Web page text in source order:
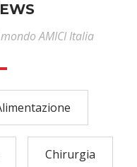
AMICI Italia
Chirurgia